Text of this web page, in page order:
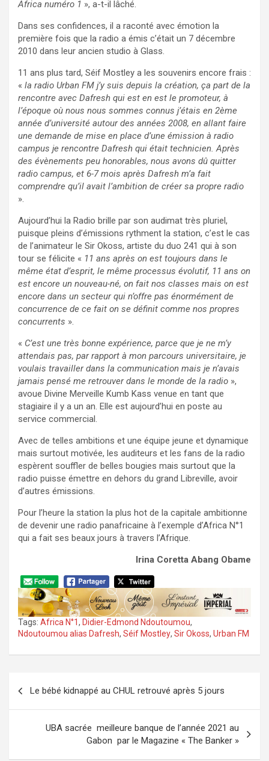
Africa numéro 1 », a-t-il lâché.
Dans ses confidences, il a raconté avec émotion la
première fois que la radio a émis c’était un 7 décembre
2010 dans leur ancien studio à Glass.
11 ans plus tard, Séif Mostley a les souvenirs encore frais :
« la radio Urban FM j’y suis depuis la création, ça part de la
rencontre avec Dafresh qui est en est le promoteur, à
l’époque où nous nous sommes connus j’étais en 2ème
année d’université autour des années 2008, en allant faire
une demande de mise en place d’une émission à radio
campus je rencontre Dafresh qui était technicien. Après
des évènements peu honorables, nous avons dû quitter
radio campus, et 6-7 mois après Dafresh m’a fait
comprendre qu’il avait l’ambition de créer sa propre radio
».
Aujourd’hui la Radio brille par son audimat très pluriel,
puisque pleins d’émissions rythment la station, c’est le cas
de l’animateur le Sir Okoss, artiste du duo 241 qui à son
tour se félicite « 11 ans après on est toujours dans le
même état d’esprit, le même processus évolutif, 11 ans on
est encore un nouveau-né, on fait nos classes mais on est
encore dans un secteur qui n’offre pas énormément de
concurrence de ce fait on se définit comme nos propres
concurrents ».
« C’est une très bonne expérience, parce que je ne m’y
attendais pas, par rapport à mon parcours universitaire, je
voulais travailler dans la communication mais je n’avais
jamais pensé me retrouver dans le monde de la radio »,
avoue Divine Merveille Kumb Kass venue en tant que
stagiaire il y a un an. Elle est aujourd’hui en poste au
service commercial.
Avec de telles ambitions et une équipe jeune et dynamique
mais surtout motivée, les auditeurs et les fans de la radio
espèrent souffler de belles bougies mais surtout que la
radio puisse émettre en dehors du grand Libreville, avoir
d’autres émissions.
Pour l’heure la station la plus hot de la capitale ambitionne
de devenir une radio panafricaine à l’exemple d’Africa N°1
qui a fait ses beaux jours à travers l’Afrique.
Irina Coretta Abang Obame
Tags: Africa N°1, Didier-Edmond Ndoutoumou,
Ndoutoumou alias Dafresh, Séif Mostley, Sir Okoss, Urban FM
de
l’article
Le bébé kidnappé au CHUL retrouvé après 5 jours
UBA sacrée meilleure banque de l’année 2021 au
Gabon par le Magazine « The Banker »